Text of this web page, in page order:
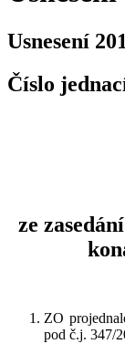
Usnesení
Číslo
ze
ZO
pod č.j. 347/